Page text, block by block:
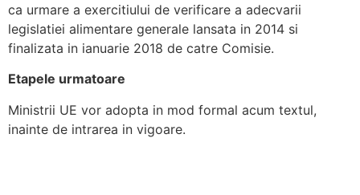
ca urmare a exercitiului de verificare a adecvarii
legislatiei alimentare generale lansata in 2014 si
finalizata in ianuarie 2018 de catre Comisie.
Etapele urmatoare
Ministrii UE vor adopta in mod formal acum textul,
inainte de intrarea in vigoare.